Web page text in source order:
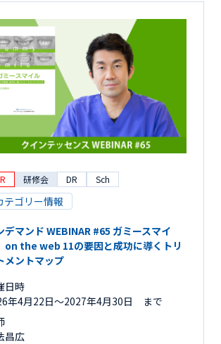
研修会 DR Sch
テゴリー情報
デマンド WEBINAR #65 ガミースマイ
the web 11の要因と成功に導くトリ
メントマップ
日時
年4月22日〜2027年4月30日 まで
昌広